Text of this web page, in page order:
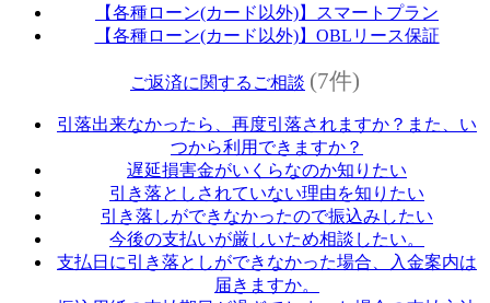
【各種ローン(カード以外)】スマートプラン
【各種ローン(カード以外)】OBLリース保証
ご返済に関するご相談 (7件)
引落出来なかったら、再度引落されますか？また、い
つから利用できますか？
遅延損害金がいくらなのか知りたい
引き落としされていない理由を知りたい
引き落しができなかったので振込みしたい
今後の支払いが厳しいため相談したい。
支払日に引き落としができなかった場合、入金案内は
届きますか。